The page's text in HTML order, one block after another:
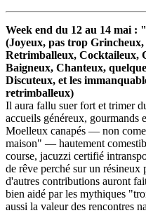
Week end du 12 au 14 mai :
(Joyeux, pas trop
Retrimballeux, Cocktaileux,
Baigneux, Chanteux,
Discuteux, et les
retrimballeux)
Il aura fallu suer fort et trimer
accueils généreux, gourmands
Moelleux canapés — non
maison" — hautement
course, jacuzzi certifié
de rêve perché sur un résineux
d'autres contributions auront
bien aidé par les mythiques
aussi la valeur des rencontres